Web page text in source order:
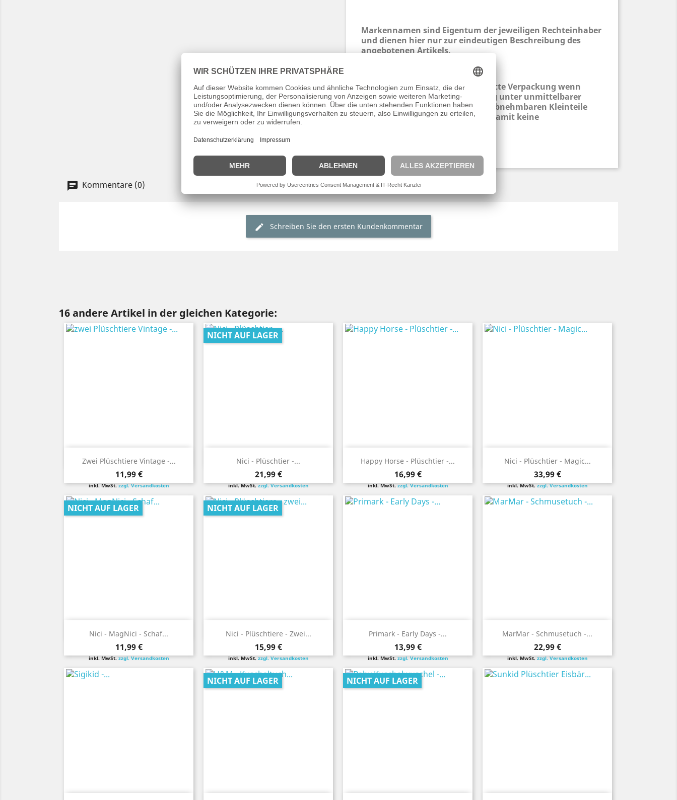
Markennamen sind Eigentum der jeweiligen Rechteinhaber
und dienen hier nur zur eindeutigen Beschreibung des
angebotenen Artikels.
Verpackung ist kein Spielzeug. Bitte Verpackung wenn
vorhanden entfernen. Benutzung unter unmittelbarer
Aufsicht von Erwachsenen. Alle abnehmbaren Kleinteile
bitte vor dem Spielen entfernen damit keine
Kommentare (0)
Schreiben Sie den ersten Kundenkommentar
16 andere Artikel in der gleichen Kategorie:
Zwei Plüschtiere Vintage -...
Preis
11,99 €
inkl. MwSt.zzgl. Versandkosten
Vorschau Nici - Plüschtier -...
Preis
21,99 €
inkl. MwSt.zzgl. Versandkosten
NICHT AUF LAGER
 Vorschau Happy Horse - Plüschtier -...
Preis
16,99 €
inkl. MwSt.zzgl. Versandkosten
Vorschau Nici - Plüschtier - Magic...
Preis
33,99 €
inkl. MwSt.zzgl. Versandkosten
Vorschau
Nici - MagNici - Schaf...
Preis
11,99 €
inkl. MwSt.zzgl. Versandkosten
NICHT AUF LAGER
Vorschau Nici - Plüschtiere - Zwei...
Preis
15,99 €
inkl. MwSt.zzgl. Versandkosten
NICHT AUF LAGER
Vorschau Primark - Early Days -...
Preis
13,99 €
inkl. MwSt.zzgl. Versandkosten
Vorschau MarMar - Schmusetuch -...
Preis
22,99 €
inkl. MwSt.zzgl. Versandkosten
 Vorschau
NICHT AUF LAGER NICHT AUF LAGER